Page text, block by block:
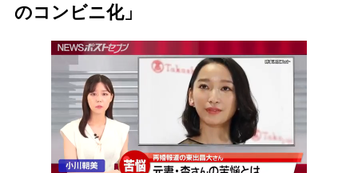
のコンビニ化」